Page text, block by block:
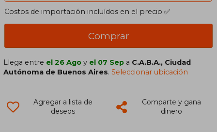
Costos de importación incluídos en el precio ✅
Comprar
Llega entre el 26 Ago y el 07 Sep a C.A.B.A., Ciudad
Autónoma de Buenos Aires.Seleccionar ubicación
Agregar a lista de
deseos
Comparte y gana
dinero